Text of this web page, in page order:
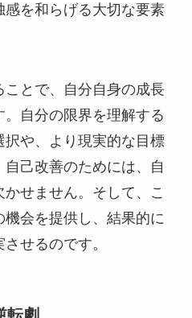
を和らげる大切な要素
ことで、自分自身の成長
自分の限界を理解する
択や、より現実的な目標
己改善のためには、自
せません。そして、こ
会を提供し、結果的に
せるのです。